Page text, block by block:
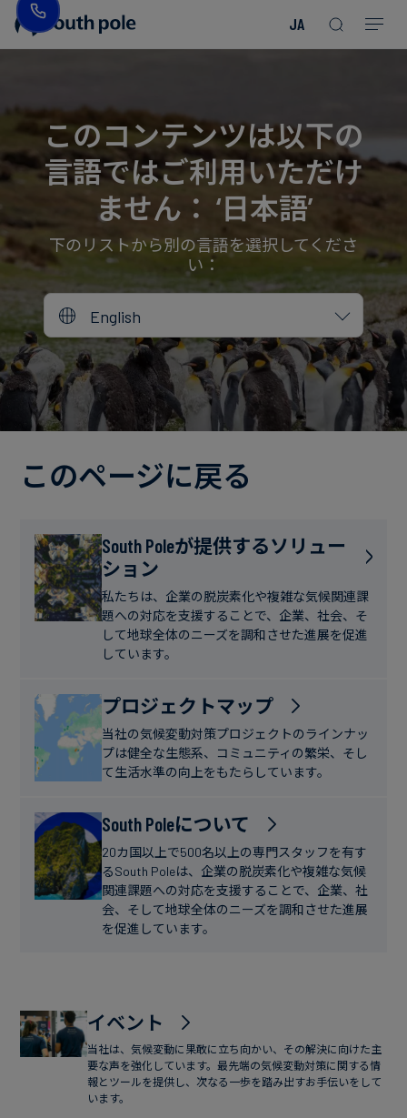
JA
役
員
紹
介
所
地
誠
実
へ
り
み
ァ
ッ
シ
ョ
ン
エ
ル
ギ
ー・
電
ガ
ス
食
飲
料
ス
テ
ナ
ブ
フ
ァ
イ
ナ
ン
ク
ト
を
見
る
レ
ポ
ー
ト
後
イ
ベ
ン
ト
ブ
ロ
ー
ス
ス
デ
ィ
ニ
ー
ス
Read more
Read more
Read more
Read more
Read more
Read more
Read more
Read more
Read more Read more
このコンテンツは以下の
言語ではご利用いただけ
ません： ‘日本語’
下のリストから別の言語を選択してくださ
い：
English
このページに戻る
South Poleが提供するソリュー
ション
私たちは、企業の脱炭素化や複雑な気候関連課
題への対応を支援することで、企業、社会、そ
して地球全体のニーズを調和させた進展を促進
しています。
プロジェクトマップ
当社の気候変動対策プロジェクトのラインナッ
プは健全な生態系、コミュニティの繁栄、そし
て生活水準の向上をもたらしています。
South Poleについて
20カ国以上で500名以上の専門スタッフを有す
るSouth Poleは、企業の脱炭素化や複雑な気候
関連課題への対応を支援することで、企業、社
会、そして地球全体のニーズを調和させた進展
を促進しています。
イベント
当社は、気候変動に果敢に立ち向かい、その解決に向けた主
要な声を強化しています。最先端の気候変動対策に関する情
報とツールを提供し、次なる一歩を踏み出すお手伝いをして
います。